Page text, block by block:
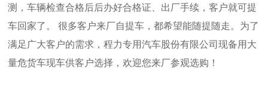
测，车辆检查合格后后办好合格证、出厂手续，客户就可提
车回家了。
很多客户来厂自提车，都希望能随提随走。为了
满足广大客户的需求，程力专用汽车股份有限公司现备用大
量危货车现车供客户选择，欢迎您来厂参观选购！